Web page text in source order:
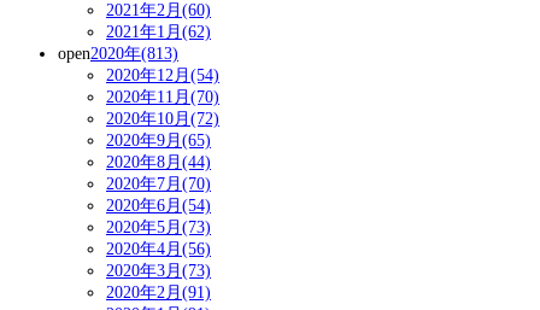
2021年2月(60)
2021年1月(62)
open2020年(813)
2020年12月(54)
2020年11月(70)
2020年10月(72)
2020年9月(65)
2020年8月(44)
2020年7月(70)
2020年6月(54)
2020年5月(73)
2020年4月(56)
2020年3月(73)
2020年2月(91)